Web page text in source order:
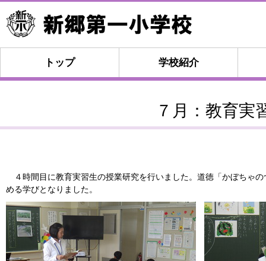
トップ 学校紹介
７月：教育実
４時間目に教育実習生の授業研究を行いました。道徳「かぼちゃ
める学びとなりました。